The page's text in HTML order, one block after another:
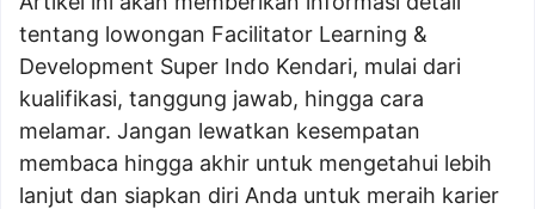
tentang lowongan Facilitator Learning &
Development Super Indo Kendari, mulai dari
kualifikasi, tanggung jawab, hingga cara
melamar. Jangan lewatkan kesempatan
membaca hingga akhir untuk mengetahui lebih
lanjut dan siapkan diri Anda untuk meraih karier